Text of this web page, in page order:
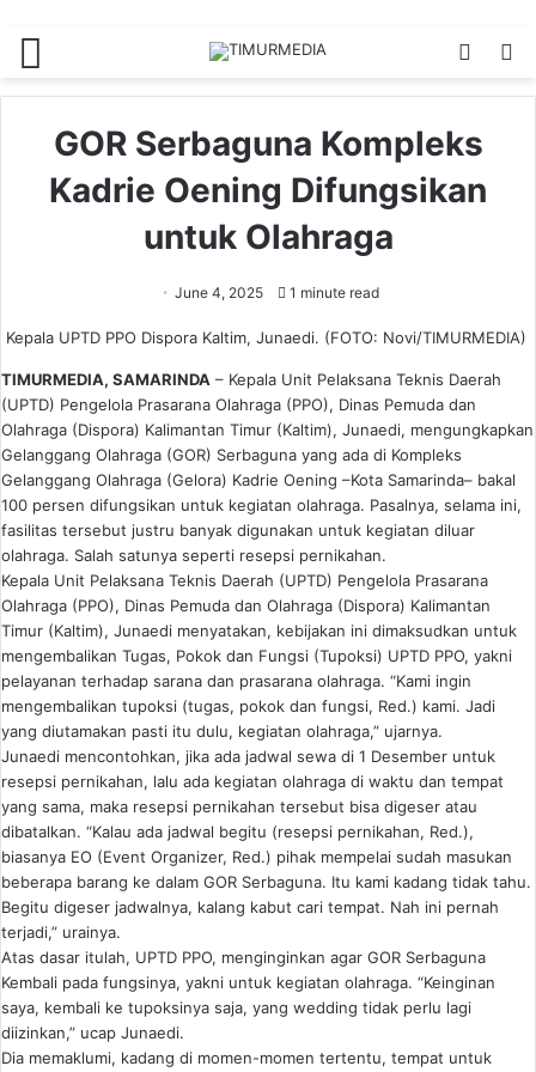
Switch
GOR Serbaguna Kompleks
Kadrie Oening Difungsikan
untuk Olahraga
June 4, 2025 1 minute read
Kepala UPTD PPO Dispora Kaltim, Junaedi. (FOTO: Novi/TIMURMEDIA)
TIMURMEDIA, SAMARINDA – Kepala Unit Pelaksana Teknis Daerah
(UPTD) Pengelola Prasarana Olahraga (PPO), Dinas Pemuda dan
Olahraga (Dispora) Kalimantan Timur (Kaltim), Junaedi, mengungkapkan
Gelanggang Olahraga (GOR) Serbaguna yang ada di Kompleks
Gelanggang Olahraga (Gelora) Kadrie Oening –Kota Samarinda– bakal
100 persen difungsikan untuk kegiatan olahraga. Pasalnya, selama ini,
fasilitas tersebut justru banyak digunakan untuk kegiatan diluar
olahraga. Salah satunya seperti resepsi pernikahan.
Kepala Unit Pelaksana Teknis Daerah (UPTD) Pengelola Prasarana
Olahraga (PPO), Dinas Pemuda dan Olahraga (Dispora) Kalimantan
Timur (Kaltim), Junaedi menyatakan, kebijakan ini dimaksudkan untuk
mengembalikan Tugas, Pokok dan Fungsi (Tupoksi) UPTD PPO, yakni
pelayanan terhadap sarana dan prasarana olahraga. “Kami ingin
mengembalikan tupoksi (tugas, pokok dan fungsi, Red.) kami. Jadi
yang diutamakan pasti itu dulu, kegiatan olahraga,” ujarnya.
Junaedi mencontohkan, jika ada jadwal sewa di 1 Desember untuk
resepsi pernikahan, lalu ada kegiatan olahraga di waktu dan tempat
yang sama, maka resepsi pernikahan tersebut bisa digeser atau
dibatalkan. “Kalau ada jadwal begitu (resepsi pernikahan, Red.),
biasanya EO (Event Organizer, Red.) pihak mempelai sudah masukan
beberapa barang ke dalam GOR Serbaguna. Itu kami kadang tidak tahu.
Begitu digeser jadwalnya, kalang kabut cari tempat. Nah ini pernah
terjadi,” urainya.
Atas dasar itulah, UPTD PPO, menginginkan agar GOR Serbaguna
Kembali pada fungsinya, yakni untuk kegiatan olahraga. “Keinginan
saya, kembali ke tupoksinya saja, yang wedding tidak perlu lagi
diizinkan,” ucap Junaedi.
Dia memaklumi, kadang di momen-momen tertentu, tempat untuk